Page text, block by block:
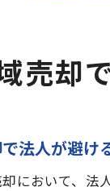
売却
法人が避け
において、法